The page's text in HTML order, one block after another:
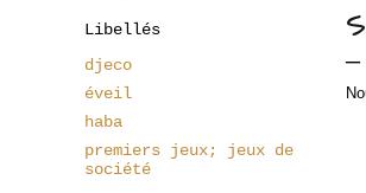
Libellés
djeco
éveil
haba
premiers jeux; jeux de
société